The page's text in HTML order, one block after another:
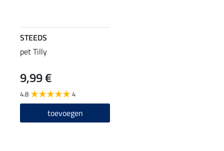
STEEDS
pet Tilly
9,99 €
4.8 4
toevoegen